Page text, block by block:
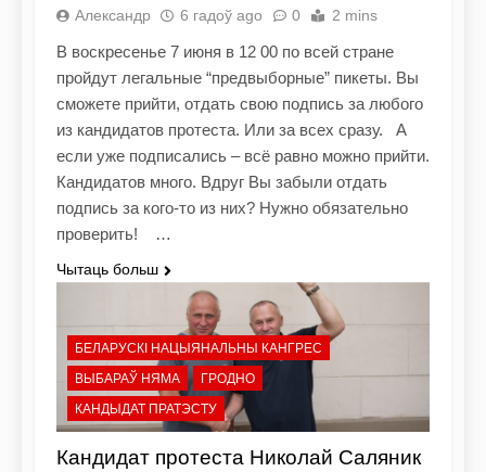
Александр 6 гадоў ago 0 2 mins
В воскресенье 7 июня в 12 00 по всей стране
пройдут легальные “предвыборные” пикеты. Вы
сможете прийти, отдать свою подпись за любого
из кандидатов протеста. Или за всех сразу. А
если уже подписались – всё равно можно прийти.
Кандидатов много. Вдруг Вы забыли отдать
подпись за кого-то из них? Нужно обязательно
проверить! …
Чытаць больш
БЕЛАРУСКІ НАЦЫЯНАЛЬНЫ КАНГРЕС
ВЫБАРАЎ НЯМА
ГРОДНО
КАНДЫДАТ ПРАТЭСТУ
Кандидат протеста Николай Саляник